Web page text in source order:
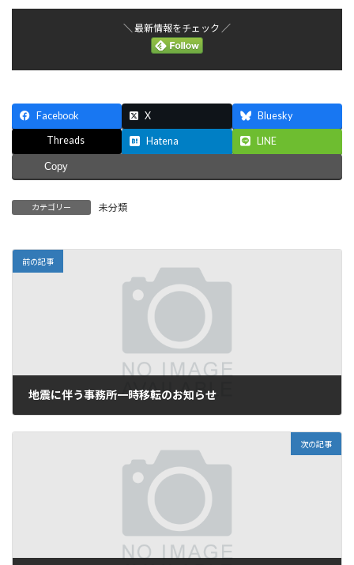
＼ 最新情報をチェック ／
Facebook X Bluesky
Threads Hatena LINE
Copy
カテゴリー 未分類
前の記事
地震に伴う事務所一時移転のお知らせ
次の記事